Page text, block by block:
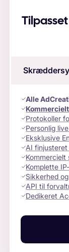
Alle
Protokoller
Personlig
Eksklusive
AI finjusteret
Kommercielt
Komplette
Sikkerhed
API til
Dedikeret